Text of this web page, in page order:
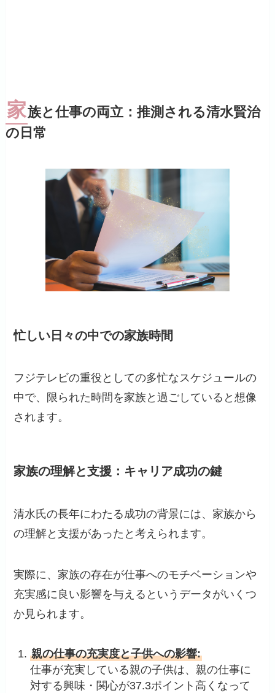
家族と仕事の両立：推測される清水賢治
の日常
忙しい日々の中での家族時間
フジテレビの重役としての多忙なスケジュールの
中で、限られた時間を家族と過ごしていると想像
されます。
家族の理解と支援：キャリア成功の鍵
清水氏の長年にわたる成功の背景には、家族から
の理解と支援があったと考えられます。
実際に、家族の存在が仕事へのモチベーションや
充実感に良い影響を与えるというデータがいくつ
か見られます。
親の仕事の充実度と子供への影響:
仕事が充実している親の子供は、親の仕事に
対する興味・関心が37.3ポイント高くなって